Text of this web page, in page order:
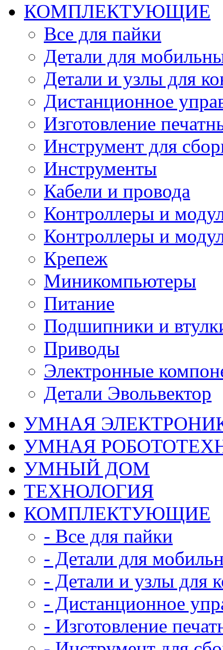
КОМПЛЕКТУЮЩИЕ
Все для пайки
Детали для
Детали и узлы для
Дистанционное
Изготовление
Инструмент для
Инструменты
Кабели и провода
Контроллеры и
Контроллеры и
Крепеж
Миникомпьютеры
Питание
Подшипники и
Приводы
Электронные
Детали Эвольвектор
УМНАЯ
УМНАЯ
УМНЫЙ ДОМ
ТЕХНОЛОГИЯ
КОМПЛЕКТУЮЩИЕ
- Все для пайки
- Детали для
- Детали и узлы для
- Дистанционное
- Изготовление